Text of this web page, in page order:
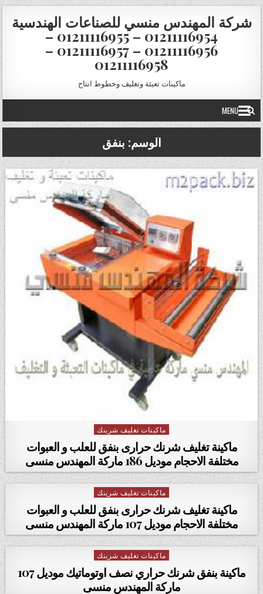
Skip to content
شركة المهندس منسي للصناعات الهندسية
01211116954 – 01211116955 –
01211116956 – 01211116957 –
01211116958
ماكينات تعبئة وتغليف وخطوط انتاج
MENU
الوسم: بنفق
Posted in
ماكينات تغليف شرينك
ماكينة تغليف شرنك حرارى بنفق للعلب و العبوات
مختلفة الاحجام موديل 186 ماركة المهندس منسى
Posted in
ماكينات تغليف شرينك
ماكينة تغليف شرنك حرارى بنفق للعلب و العبوات
مختلفة الاحجام موديل 107 ماركة المهندس منسى
Posted in
ماكينات تغليف شرينك
ماكينة بنفق شرنك حراري نصف اوتوماتيك موديل 107
ماركة المهندس منسى